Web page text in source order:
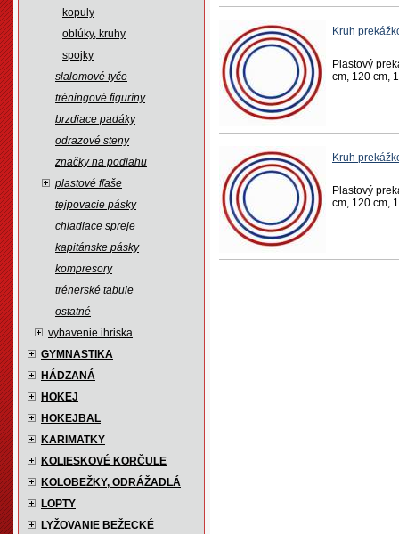
kopuly
oblúky, kruhy
spojky
slalomové tyče
tréningové figuríny
brzdiace padáky
odrazové steny
značky na podlahu
plastové fľaše
tejpovacie pásky
chladiace spreje
kapitánske pásky
kompresory
trénerské tabule
ostatné
vybavenie ihriska
GYMNASTIKA
HÁDZANÁ
HOKEJ
HOKEJBAL
KARIMATKY
KOLIESKOVÉ KORČULE
KOLOBEŽKY, ODRÁŽADLÁ
LOPTY
LYŽOVANIE BEŽECKÉ
Kruh
Plastový
cm, 120 cm,
Kruh
Plastový
cm, 120 cm,